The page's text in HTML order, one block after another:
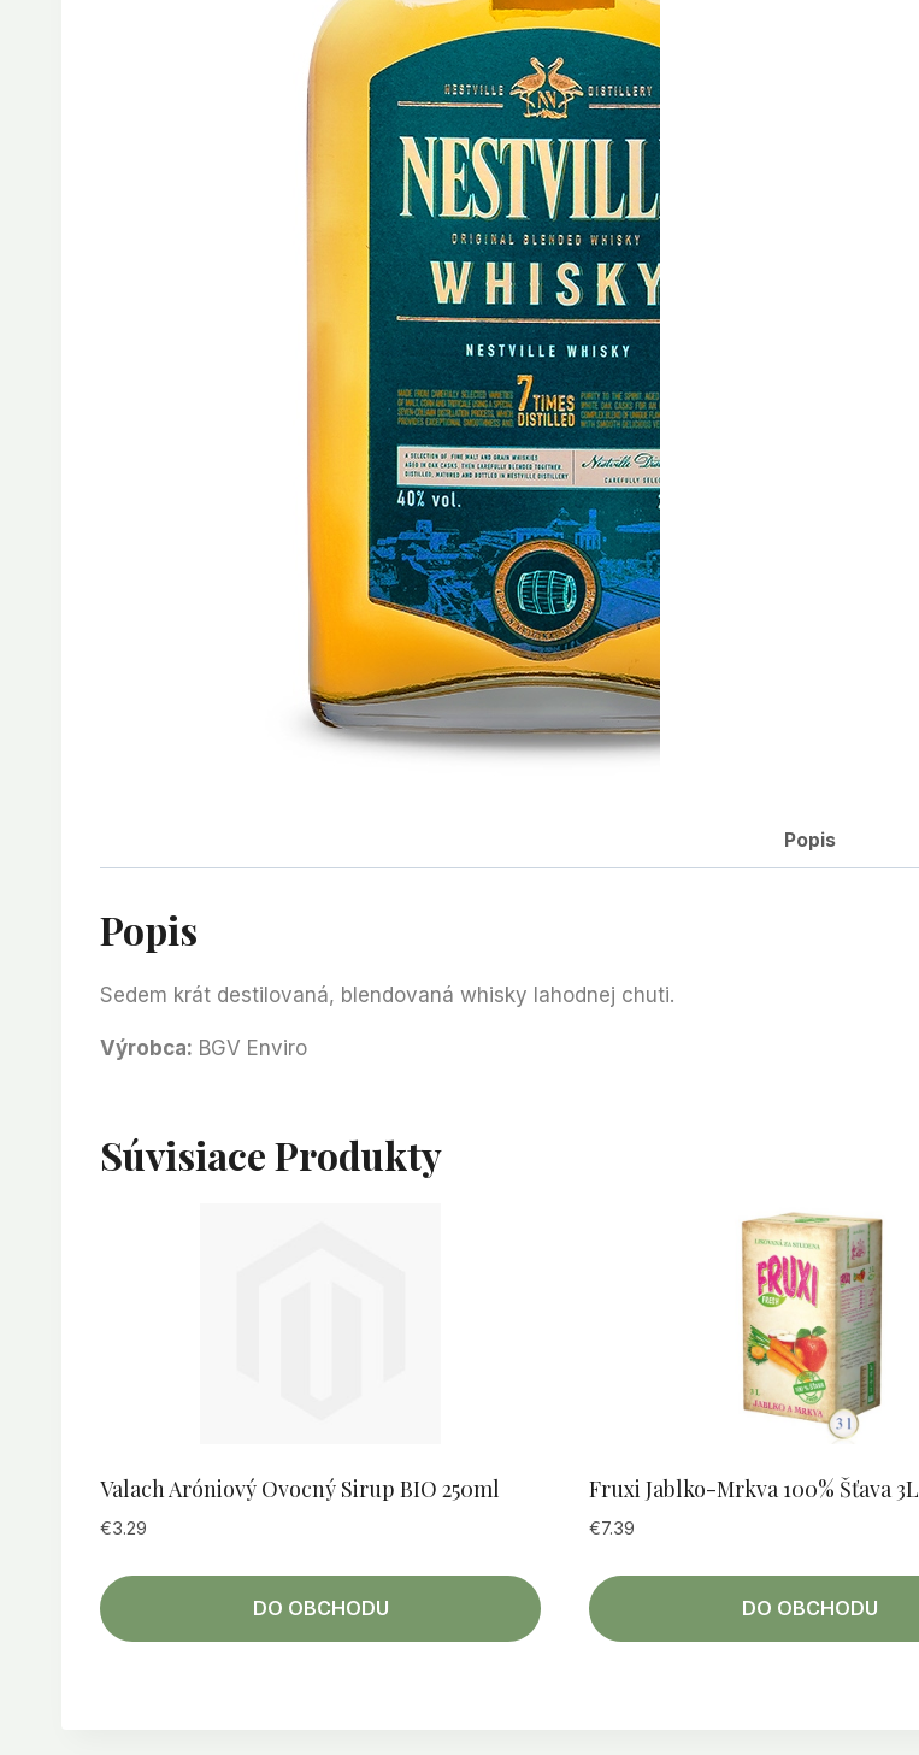
Popis
Popis
Sedem krát destilovaná, blendovaná whisky lahodnej chuti.
Výrobca: BGV Enviro
Súvisiace Produkty
Valach Aróniový Ovocný Sirup BIO 250ml
€3.29
DO OBCHODU
Fruxi Jablko-Mrkva 100% Šťava 3L
€7.39
DO OBCHODU